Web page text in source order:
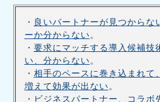
・ 良いパートナーが見つからな
ーか分からない 。
・ 要求にマッチする導入候補技
い、分からない 。
・ 相手のペースに巻き込まれて
増えて効果が出ない 。
・
ビジネスパートナー、コラボ